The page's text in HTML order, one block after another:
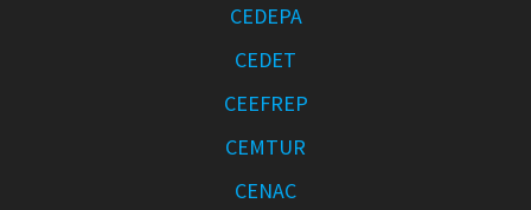
CEDEPA
CEDET
CEEFREP
CEMTUR
CENAC